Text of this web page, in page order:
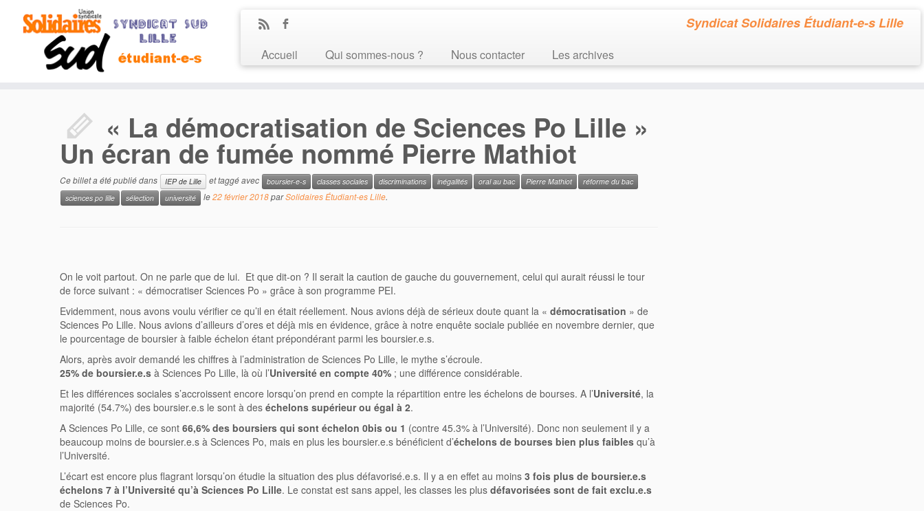
Syndicat Solidaires Étudiant-e-s Lille
Accueil Qui sommes-nous ? Nous contacter Les archives
« La démocratisation de Sciences Po Lille »
Un écran de fumée nommé Pierre Mathiot
Ce billet a été publié dans IEP de Lille et taggé avec boursier-e-s classes sociales discriminations inégalités oral au bac Pierre Mathiot
réforme du bac
sciences po lille
sélection université le22 février 2018parSolidaires Étudiant-es Lille.
On le voit partout. On ne parle que de lui. Et que dit-on ? Il serait la caution de gauche du gouvernement, celui qui aurait réussi le tour
de force suivant : « démocratiser Sciences Po » grâce à son programme PEI.
Evidemment, nous avons voulu vérifier ce qu’il en était réellement. Nous avions déjà de sérieux doute quant la « démocratisation » de
Sciences Po Lille. Nous avions d’ailleurs d’ores et déjà mis en évidence, grâce à notre enquête sociale publiée en novembre dernier, que
le pourcentage de boursier à faible échelon étant prépondérant parmi les boursier.e.s.
Alors, après avoir demandé les chiffres à l’administration de Sciences Po Lille, le mythe s’écroule.
25% de boursier.e.s à Sciences Po Lille, là où l’Université en compte 40% ; une différence considérable.
Et les différences sociales s’accroissent encore lorsqu’on prend en compte la répartition entre les échelons de bourses. A l’Université, la
majorité (54.7%) des boursier.e.s le sont à des échelons supérieur ou égal à 2.
A Sciences Po Lille, ce sont 66,6% des boursiers qui sont échelon 0bis ou 1 (contre 45.3% à l’Université). Donc non seulement il y a
beaucoup moins de boursier.e.s à Sciences Po, mais en plus les boursier.e.s bénéficient d’échelons de bourses bien plus faibles qu’à
l’Université.
L’écart est encore plus flagrant lorsqu’on étudie la situation des plus défavorisé.e.s. Il y a en effet au moins 3 fois plus de boursier.e.s
échelons 7 à l’Université qu’à Sciences Po Lille. Le constat est sans appel, les classes les plus défavorisées sont de fait exclu.e.s
de Sciences Po.